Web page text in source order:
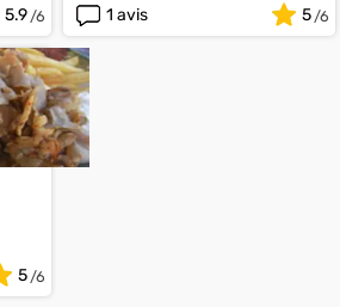
5.9
1 avis
5
5